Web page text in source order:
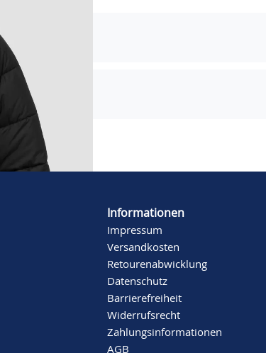
Informationen
Impressum
Versandkosten
Retourenabwicklung
Datenschutz
Barrierefreiheit
Widerrufsrecht
Zahlungsinformationen
AGB